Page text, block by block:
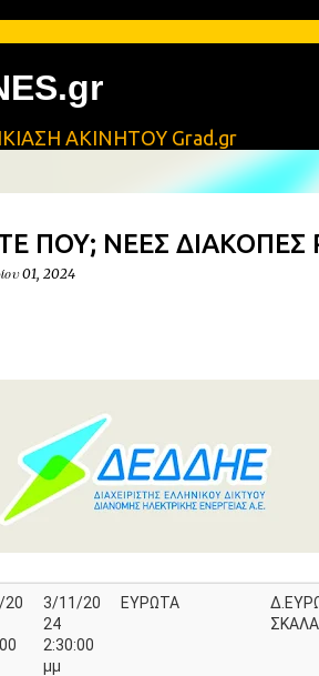
ΑΚΙΝΗΤΟΥ Grad.gr
ΠΟΥ; ΝΕΕΣ
01, 2024
20
3/11/20
24
2:30:00
μμ
ΕΥΡΩΤΑ